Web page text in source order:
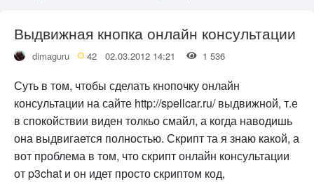
Выдвижная кнопка онлайн консультации
dimaguru 42 02.03.2012 14:21 1 536
Суть в том, чтобы сделать кнопочку онлайн
консультации на сайте http://spellcar.ru/ выдвижной, т.е
в спокойствии виден толкьо смайл, а когда наводишь
она выдвигается полностью. Скрипт та я знаю какой, а
вот проблема в том, что скрипт онлайн консультации
от p3chat и он идет просто скриптом код,